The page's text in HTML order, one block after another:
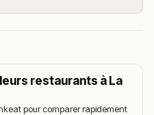
restaurants à La
pour comparer rapidement